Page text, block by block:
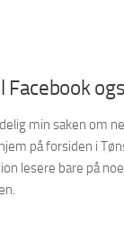
min saken om
på forsiden i
lesere bare på